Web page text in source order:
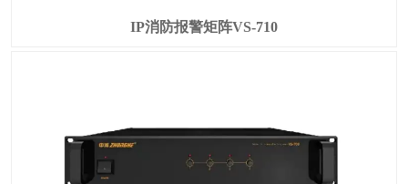
IP消防报警矩阵VS-710